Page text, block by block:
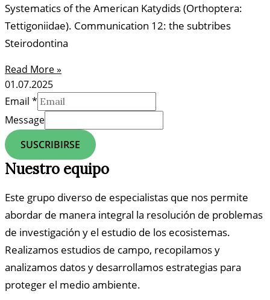
Systematics of the American Katydids (Orthoptera:
Tettigoniidae). Communication 12: the subtribes
Steirodontina
Read More »
01.07.2025
Email *
Message
SUSCRIBIRSE
Nuestro equipo
Este grupo diverso de especialistas que nos permite
abordar de manera integral la resolución de problemas
de investigación y el estudio de los ecosistemas.
Realizamos estudios de campo, recopilamos y
analizamos datos y desarrollamos estrategias para
proteger el medio ambiente.